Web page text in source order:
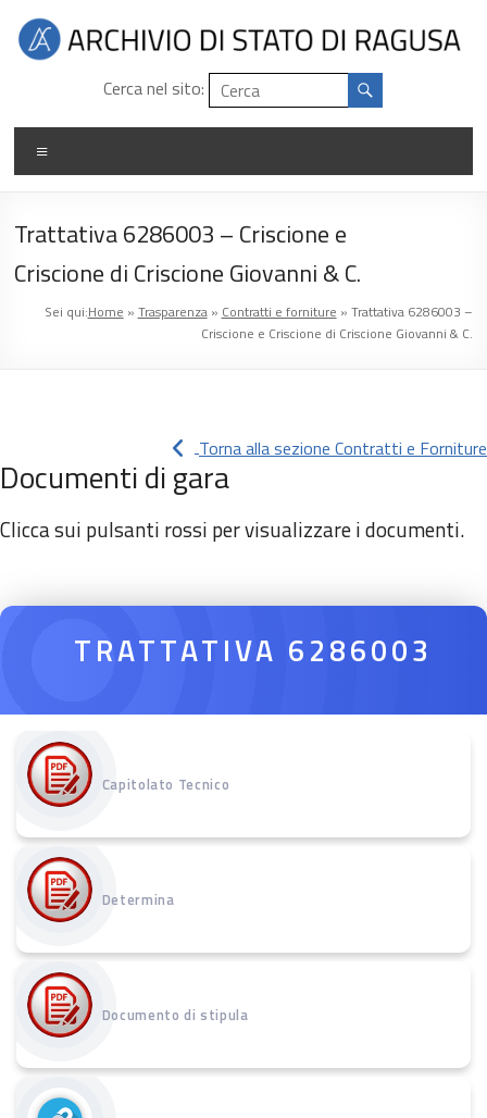
contenuto
Archivio
di
stato
di
Ragusa
Cerca nel sito:
Trattativa 6286003 – Criscione e
Criscione di Criscione Giovanni & C.
Sei qui:Home » Trasparenza» Contratti e forniture » Trattativa 6286003 –
Criscione e Criscione di Criscione Giovanni & C.
Torna alla sezione Contratti e Forniture
Documenti di gara
Clicca sui pulsanti rossi per visualizzare i documenti.
TRATTATIVA 6286003
Capitolato Tecnico
Determina
Documento di stipula